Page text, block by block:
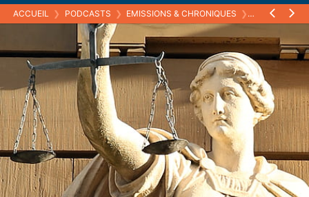
ACCUEIL ❯ PODCASTS ❯ EMISSIONS & CHRONIQUES ❯ LE DROIT DE